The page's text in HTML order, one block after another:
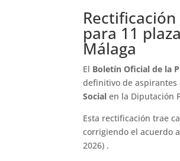
para 11
Málaga
El Boletín Oficial de la
definitivo de aspirantes
Socialen la Diputación
Esta rectificación trae
corrigiendo el acuerdo
2026) .